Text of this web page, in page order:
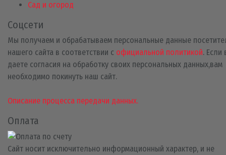
Сад и огород
Соцсети
Мы получаем и обрабатываем персональные данные
нашего сайта в соответствии с официальной политикой. Если
даете согласия на обработку своих персональных данных,вам
необходимо покинуть наш сайт.
Описание процесса передачи данных.
Оплата
Сайт носит исключительно информационный характер, и не